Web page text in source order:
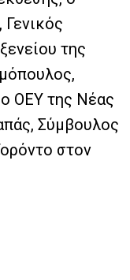
της
ΟΕΥ της Νέας
Σύμβουλος
στον